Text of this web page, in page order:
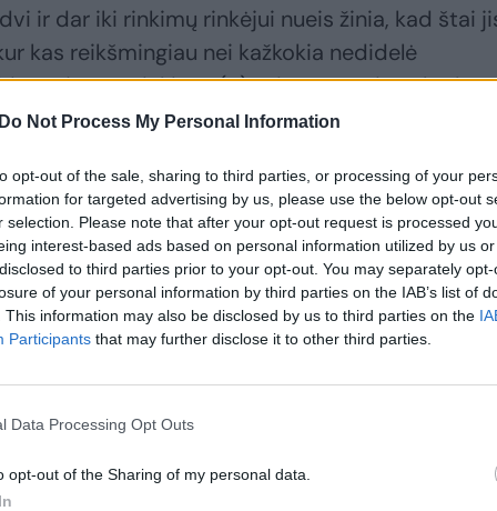
Do Not Process My Personal Information
opt-out of the sale, sharing to third parties, or processing of your
for targeted advertising by us, please use the below opt-out
selection. Please note that after your opt-out request is processed
interest-based ads based on personal information utilized by us
to third parties prior to your opt-out. You may separately
of your personal information by third parties on the IAB’s list of
This information may also be disclosed by us to third parties on the
Participants that may further disclose it to other third parties.
Data Processing Opt Outs
opt-out of the Sharing of my personal data.
ir dar iki rinkimų rinkėjui nueis žinia, kad štai
kas reikšmingiau nei kažkokia nedidelė
jau po rinkimų. (...) Jeigu matysime, kad to
reikės bandyti siūlyti Rinkimų kodekse nustatyti
– pabrėžė konservatorius.
V. Landsbergis:
būtų gerai, kad
L. Kukuraitis: A.